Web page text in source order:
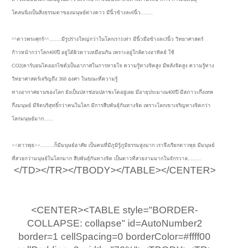
โคลนนิ่งเป็นสิ่งธรรมดาของมนุษย์ต่างดาว มีนิ้วข้างละ6นิ้ว........
^^ดาวพระศุกร์^^........มีรูปร่างใหญ่กว่าในโลกเรา1เท่า มีนิ้วมือข้างละ3นิ้ว วิทยาศาสตร์
ก้าวหน้ากว่าโลก400ปี อยู่ใต้ผิวดาวเหมือนกัน เพราะอยู่ใกล้ดวงอาทิตย์ ใช้
CO2(คาร์บอนไดออกไซด์)เป็นอากาศในการหายใจ ความรู้ทางจิตสูง มีพลังจิตสูง ความรู้ทาง
วิทยาศาสตร์เจริญถึง 360 องศา ในขณะที่ความรู้
ทางอากาศยานของโลก ยังเป็นปลาช่อนปลาชะโดอยู่เลย มีอายุประมาณ400ปี มีสภาวะกึ่งเทพ
กึ่งมนุษย์ มีจิตบริสุทธิ์กว่าคนในโลก มีการสืบพันธุ์กันทางจิต เพราะโลกเขาเจริญทางจิตกว่า
โลกมนุษย์มาก......
<<ดาวพุธ>>.........ก็มีมนุษย์อาศัย เป็นคนที่มีภูมิรู้ภูมิธรรมสูงมาก เราจึงเรียกดาวพุธ มีมนุษย์
ที่สวยกว่ามนุษย์ในโลกมาก สืบพันธุ์กันทางจิต เป็นดาวที่สวยงามมากในจักรวาล.........
</TD></TR></TBODY></TABLE></CENTER>
<CENTER><TABLE style="BORDER-
COLLAPSE: collapse" id=AutoNumber2
border=1 cellSpacing=0 borderColor=#ffff00